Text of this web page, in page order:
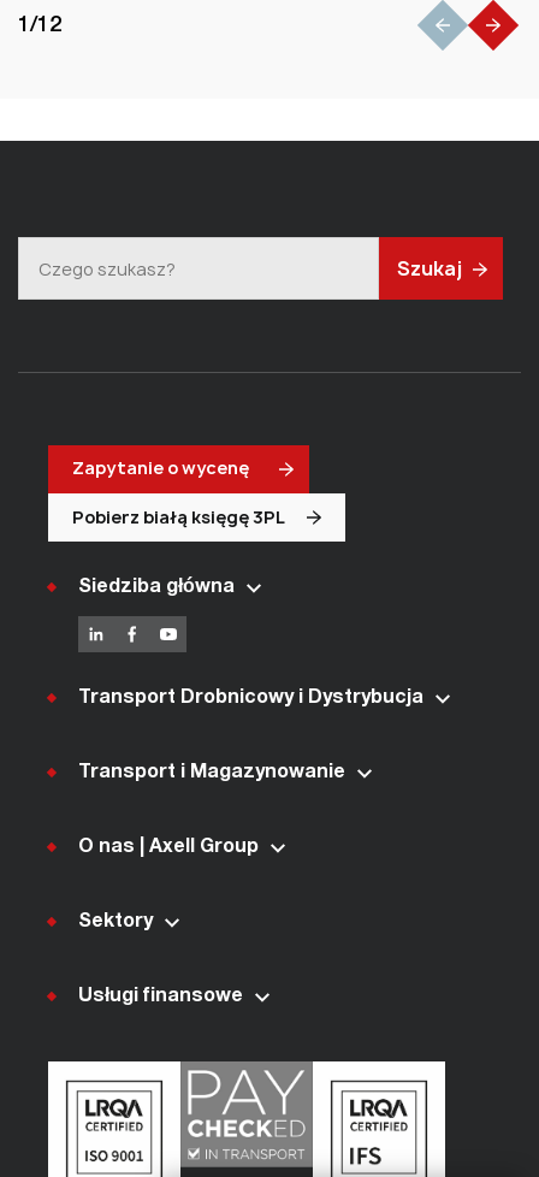
1 /12
Szukaj
Zapytanie o wycenę
Pobierz białą księgę 3PL
Siedziba główna
Transport Drobnicowy i Dystrybucja
Transport i Magazynowanie
O nas | Axell Group
Sektory
Usługi finansowe